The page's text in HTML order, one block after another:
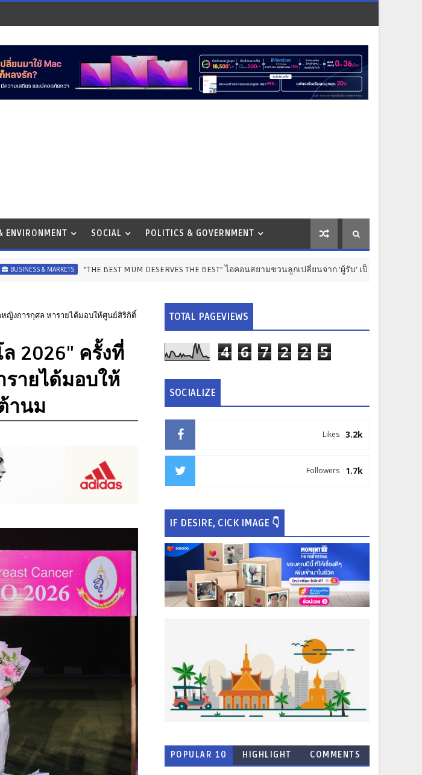
ENVIRONMENT SOCIAL POLITICS & GOVERNMENT
“THE BEST MUM DESERVES THE BEST” ไอคอนสยามชวนลูกเปลี่ยนจาก ‘ผู้รับ’ เป็น ‘ผู้ให้’ ในวันแม่
ญิงการกุศล หารายได้มอบให้ศูนย์สิริกิติ์
2026" ครั้งที่
ายได้มอบให้
านม
TOTAL PAGEVIEWS
4 6 7 2 2 5
SOCIALIZE
3.2k
Likes
1.7k
Followers
IF DESIRE, CICK IMAGE 👇
POPULAR 10
HIGHLIGHT
COMMENTS